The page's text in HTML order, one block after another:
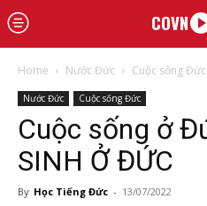
COVN
Home Nước Đức Cuộc sống Đức
Nước Đức Cuộc sống Đức
Cuộc sống ở
SINH Ở ĐỨC
By Học Tiếng Đức - 13/07/2022